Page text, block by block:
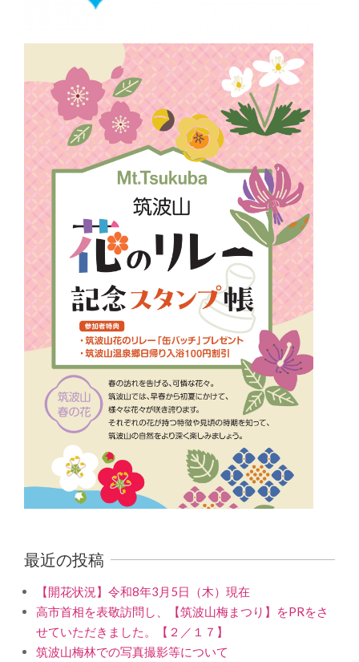
最近の投稿
【開花状況】令和8年3月5日（木）現在
高市首相を表敬訪問し、【筑波山梅まつり】をPRをさ
せていただきました。【２／１７】
筑波山梅林での写真撮影等について